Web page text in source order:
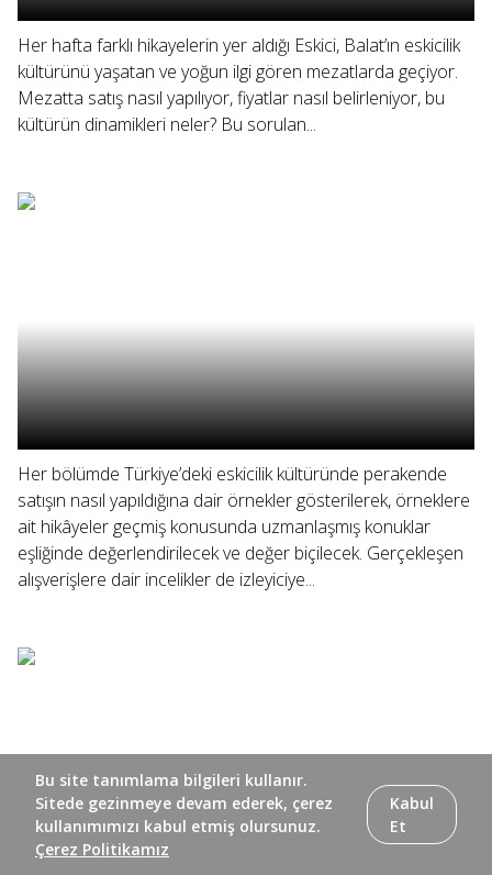
Her hafta farklı hikayelerin yer aldığı Eskici, Balat’ın eskicilik
kültürünü yaşatan ve yoğun ilgi gören mezatlarda geçiyor.
Mezatta satış nasıl yapılıyor, fiyatlar nasıl belirleniyor, bu
kültürün dinamikleri neler? Bu sorulan...
Her bölümde Türkiye’deki eskicilik kültüründe perakende
satışın nasıl yapıldığına dair örnekler gösterilerek, örneklere
ait hikâyeler geçmiş konusunda uzmanlaşmış konuklar
eşliğinde değerlendirilecek ve değer biçilecek. Gerçekleşen
alışverişlere dair incelikler de izleyiciye...
Bu site tanımlama bilgileri kullanır.
Sitede gezinmeye devam ederek, çerez
kullanımımızı kabul etmiş olursunuz.
Çerez Politikamız
Kabul
Et